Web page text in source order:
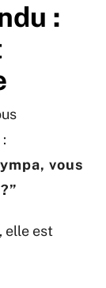
:
vous
elle est